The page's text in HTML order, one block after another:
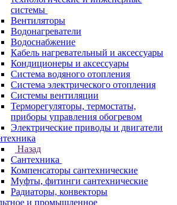
системы
Вентиляторы
Водонагреватели
Водоснабжение
Кабель нагревательный и аксессуары
Кондиционеры и аксессуары
Система водяного отопления
Система электрического отопления
Системы вентиляции
Терморегуляторы, термостаты,
приборы управления обогревом
Электрические приводы и двигатели
Назад
Сантехника
Компенсаторы сантехнические
Муфты, фитинги сантехнические
Радиаторы, конвекторы
и промышленное